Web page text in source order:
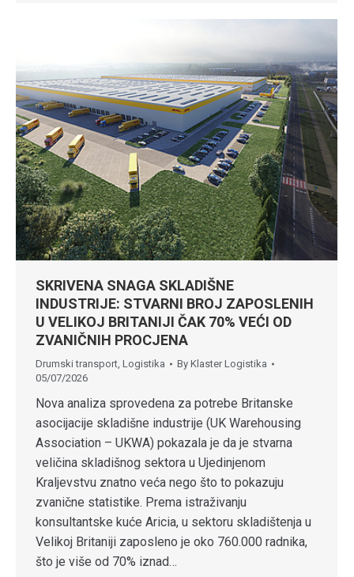
SKRIVENA SNAGA SKLADIŠNE
INDUSTRIJE: STVARNI BROJ ZAPOSLENIH
U VELIKOJ BRITANIJI ČAK 70% VEĆI OD
ZVANIČNIH PROCJENA
Drumski transport, Logistika By Klaster Logistika
05/07/2026
Nova analiza sprovedena za potrebe Britanske
asocijacije skladišne industrije (UK Warehousing
Association – UKWA) pokazala je da je stvarna
veličina skladišnog sektora u Ujedinjenom
Kraljevstvu znatno veća nego što to pokazuju
zvanične statistike. Prema istraživanju
konsultantske kuće Aricia, u sektoru skladištenja u
Velikoj Britaniji zaposleno je oko 760.000 radnika,
što je više od 70% iznad…